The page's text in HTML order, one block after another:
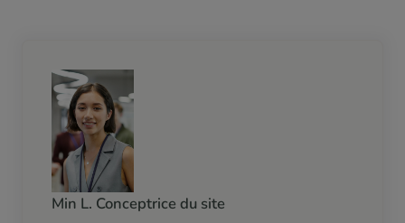
Min L. Conceptrice du site